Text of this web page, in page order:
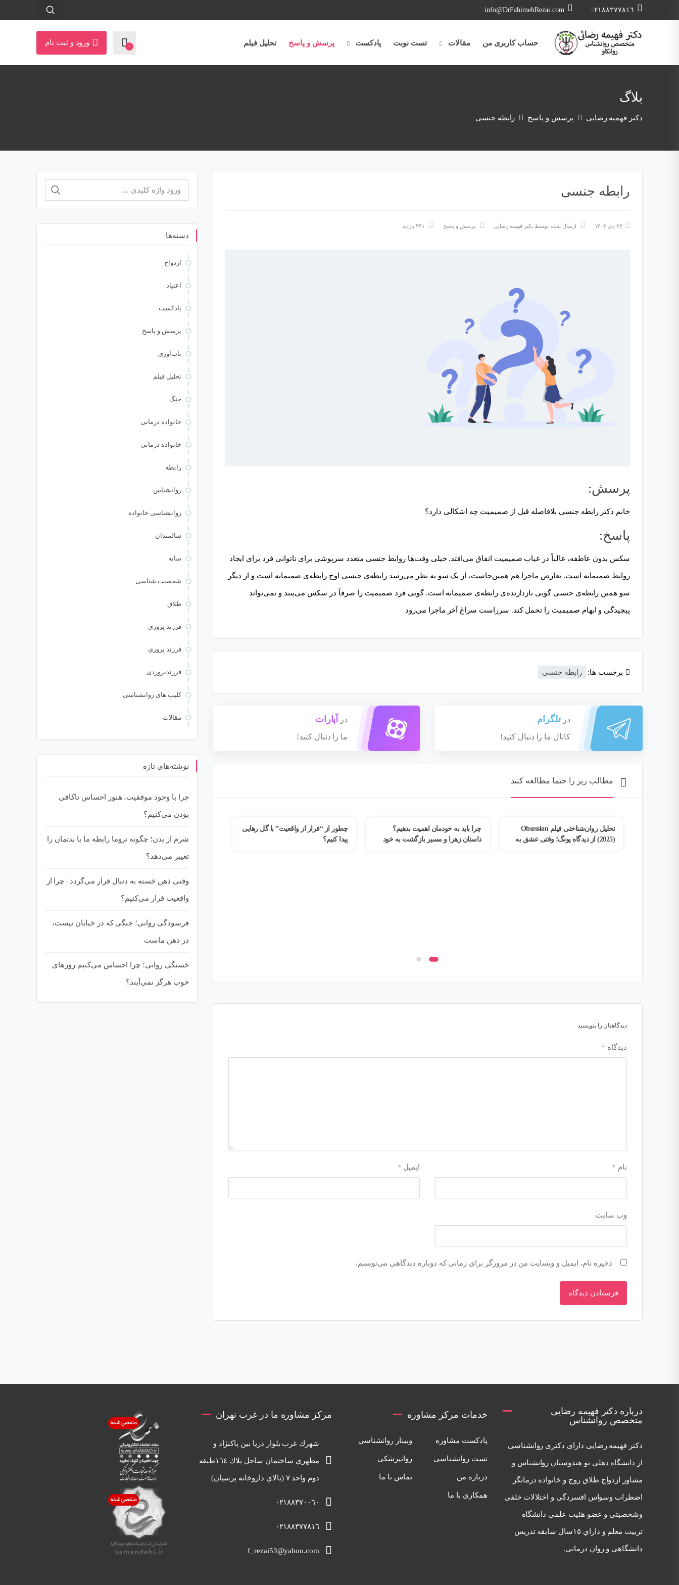
٠٢١٨٨٣٧٧٨١٦ info@DrFahimehRezai.com
حساب کاربری من مقالات تست نوبت پادکست پرسش و پاسخ تحلیل فیلم ۰ ورود و ثبت نام
بلاگ
دکتر فهمیه رضایی پرسش و پاسخ رابطه جنسی
رابطه جنسی
۲۳ دی ۱۴۰۳ ارسال شده توسط دکتر فهیمه رضایی پرسش و پاسخ
پرسش:
خانم دکتر رابطه جنسی بلافاصله قبل از صمیمیت چه اشکالی دارد؟
پاسخ:
سکس بدون عاطفه، غالباً در غیاب صمیمیت اتفاق می‌افتد. خیلی وقت‌ها روابط جنسی متعدد سرپوشی برای ناتوانی فرد برای ایجاد
روابط صمیمانه است. تعارض ماجرا هم همین‌جاست، از یک سو به نظر می‌رسد رابطه‌ی جنسی اوج رابطه‌ی صمیمانه است و از دیگر
سو همین رابطه‌ی جنسی گویی بازدارنده‌ی رابطه‌ی صمیمانه است. گویی فرد صمیمیت را صرفاً در سکس می‌بیند و نمی‌تواند
پیچیدگی و ابهام صمیمیت را تحمل کند. سرراست سراغ آخر ماجرا می‌رود
برچسب ها: رابطه جنسی
در تلگرام
کانال ما را دنبال کنید!
در آپارات
ما را دنبال کنید!
مطالب زیر را حتما مطالعه کنید
تحلیل روان‌شناختی فیلم Obsession
از دیدگاه یونگ؛ وقتی عشق به
چرا باید به خودمان اهمیت بدهیم؟
داستان زهرا و مسیر بازگشت به خود
چطور از “فرار از واقعیت” با گل رهایی
پیدا کنیم؟
چرا کمال‌گرایی و اضطراب عملکردی
روابط شما را خراب کند؟ بررسی
راهکارهای درمانی از زبان دکتر فهیمه
دیدگاهتان را بنویسید
دیدگاه *
نام * ایمیل *
وب‌ سایت
ذخیره نام، ایمیل و وبسایت من در مرورگر برای زمانی که دوباره دیدگاهی می‌نویسم.
جستجو
دسته‌ها
ازدواج
اعتیاد
پادکست
پرسش و پاسخ
تاب‌آوری
تحلیل فیلم
جنگ
خانواده درمانی
خانواده درمانی
رابطه
روانشناس
روانشناسی خانواده
سالمندان
سایه
شخصیت شناسی
طلاق
فرزند پروری
فرزند پروری
فرزندپروردی
کلیپ های روانشناسی
مقالات
نوشته‌های تازه
چرا با وجود موفقیت، هنوز احساس ناکافی
بودن می‌کنیم؟
شرم از بدن؛ چگونه تروما رابطه ما با بدنمان را
تغییر می‌دهد؟
وقتی ذهن خسته به دنبال فرار می‌گردد | چرا از
واقعیت فرار می‌کنیم؟
فرسودگی روانی؛ جنگی که در خیابان نیست،
در ذهن ماست
خستگی روانی؛ چرا احساس می‌کنیم روزهای
خوب هرگز نمی‌آیند؟
درباره دکتر فهیمه رضایی
متخصص روانشناس
دكتر فهيمه رضايی دارای دكتری روانشناسی
از دانشگاه دهلی نو هندوستان روانشناس و
مشاور ازدواج طلاق زوج و خانواده درمانگر
اضطراب وسواس افسردگی و اختلالات خلقی
وشخصيتی و عضو هئيت علمی دانشگاه
تربيت معلم و داراي ١٥سال سابقه تدريس
دانشگاهی و روان درمانی.
خدمات مرکز مشاوره
پادکست مشاوره وبینار روانشناسی
تست روانشناسی روانپزشکی
درباره من تماس با ما
همکاری با ما
مرکز مشاوره ما در غرب تهران
شهرك غرب بلوار دريا بين پاكنژاد و
مطهري ساختمان ساحل پلاك ١٦٤طبقه
دوم واحد ٧ (بالاي داروخانه پرسيان)
٠٢١٨٨٣٧٠٠٦٠
٠٢١٨٨٣٧٧٨١٦
f_rezai53@yahoo.com